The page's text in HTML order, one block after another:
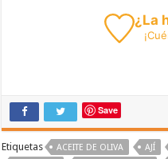
¿La
¡
Save
Etiquetas ACEITE DE OLIVA AJÍ